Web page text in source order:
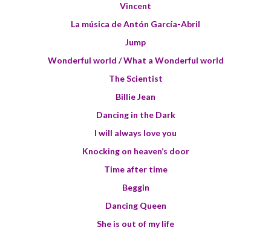
Vincent
La música de Antón García-Abril
Jump
Wonderful world / What a Wonderful world
The Scientist
Billie Jean
Dancing in the Dark
I will always love you
Knocking on heaven’s door
Time after time
Beggin
Dancing Queen
She is out of my life